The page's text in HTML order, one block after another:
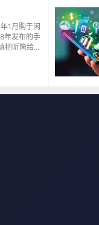
1月购于闲
年发布的手
把听筒给摔